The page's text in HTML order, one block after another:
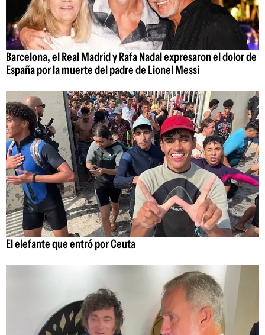
Barcelona, el Real Madrid y Rafa Nadal expresaron el dolor de
España por la muerte del padre de Lionel Messi
El elefante que entró por Ceuta